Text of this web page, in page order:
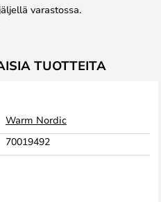
varastossa.
TUOTTEITA
Warm Nordic
70019492